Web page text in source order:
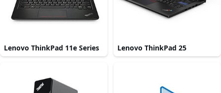
Lenovo ThinkPad 11e Series Lenovo ThinkPad 25